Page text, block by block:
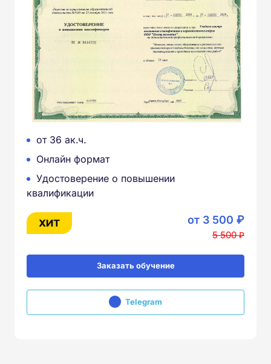
от 36 ак.ч.
Онлайн формат
Удостоверение о повышении
квалификации
от 3 500 ₽
5 500 ₽
Заказать обучение
Telegram